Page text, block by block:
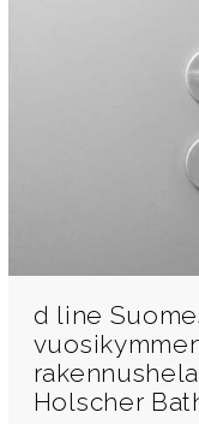
d line
Holscher